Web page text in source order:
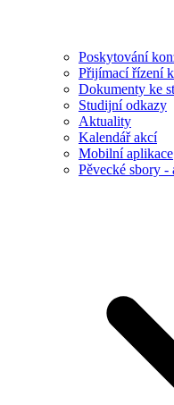
Poskytování
Přijímací řízení
Dokumenty ke
Studijní odkazy
Aktuality
Kalendář akcí
Mobilní aplikace
Pěvecké sbory -